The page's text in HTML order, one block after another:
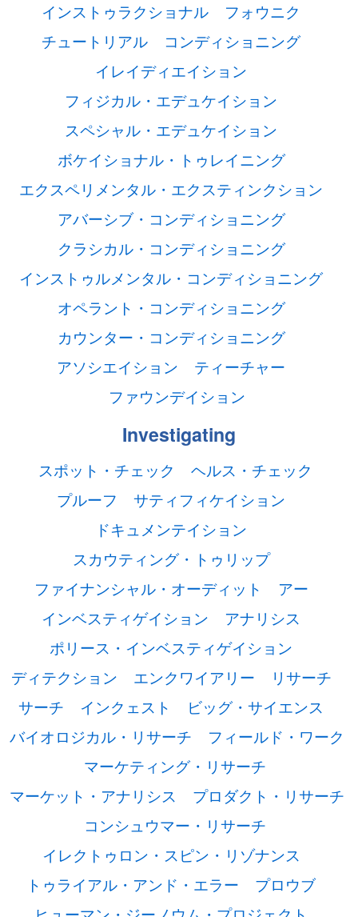
インストゥラクショナル
フォウニク
チュートリアル
コンディショニング
イレイディエイション
フィジカル・エデュケイション
スペシャル・エデュケイション
ボケイショナル・トゥレイニング
エクスペリメンタル・エクスティンクション
アバーシブ・コンディショニング
クラシカル・コンディショニング
インストゥルメンタル・コンディショニング
オペラント・コンディショニング
カウンター・コンディショニング
アソシエイション
ティーチャー
ファウンデイション
Investigating
スポット・チェック
ヘルス・チェック
プルーフ
サティフィケイション
ドキュメンテイション
スカウティング・トゥリップ
ファイナンシャル・オーディット
アー
インベスティゲイション
アナリシス
ポリース・インベスティゲイション
ディテクション
エンクワイアリー
リサーチ
サーチ
インクェスト
ビッグ・サイエンス
バイオロジカル・リサーチ
フィールド・ワーク
マーケティング・リサーチ
マーケット・アナリシス
プロダクト・リサーチ
コンシュウマー・リサーチ
イレクトゥロン・スピン・リゾナンス
トゥライアル・アンド・エラー
プロウブ